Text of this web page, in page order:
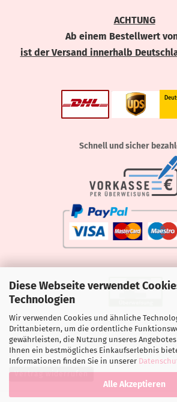
Diese Webseite verwendet
Technologien
Wir verwenden Cookies und ähnliche
Drittanbietern, um die ordentliche
gewährleisten, die Nutzung unseres
Ihnen ein bestmögliches Einkaufserlebnis
Informationen finden Sie in unserer
Alle Akzeptieren
ACHTUNG
Ab einem Bestellwert
ist der Versand innerhalb
Schnell und sicher
Vertrag widerrufen